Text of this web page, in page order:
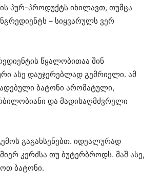
პურ-პროდუქტს იხილავთ, თუმცა
– სიყვარულს ვერ
წყალობითაა შინ
ასე დაუჯერებლად გემრიელი. ამ
ბატონი არომატული,
და მადისაღმძვრელი
გაგახსენებთ. იდეალურად
კერძსა თუ ბუტერბროდს. მაშ ასე,
ბატონი.